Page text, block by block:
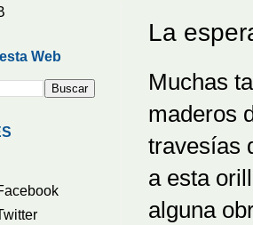
La
Muchas
maderos
travesías
a esta
alguna
Web